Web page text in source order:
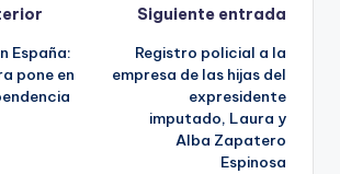
España:
pone en
Siguiente entrada
Registro policial a la
empresa de las hijas del
expresidente
imputado, Laura y
Alba Zapatero
Espinosa